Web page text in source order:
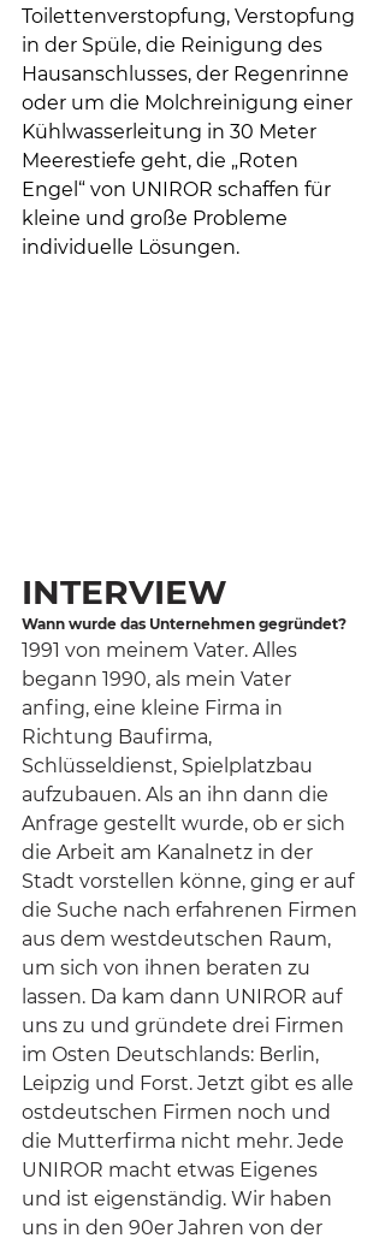
Toilettenverstopfung, Verstopfung
in der Spüle, die Reinigung des
Hausanschlusses, der Regenrinne
oder um die Molchreinigung einer
Kühlwasserleitung in 30 Meter
Meerestiefe geht, die „Roten
Engel“ von UNIROR schaffen für
kleine und große Probleme
individuelle Lösungen.
INTERVIEW
Wann wurde das Unternehmen gegründet?
1991 von meinem Vater. Alles
begann 1990, als mein Vater
anfing, eine kleine Firma in
Richtung Baufirma,
Schlüsseldienst, Spielplatzbau
aufzubauen. Als an ihn dann die
Anfrage gestellt wurde, ob er sich
die Arbeit am Kanalnetz in der
Stadt vorstellen könne, ging er auf
die Suche nach erfahrenen Firmen
aus dem westdeutschen Raum,
um sich von ihnen beraten zu
lassen. Da kam dann UNIROR auf
uns zu und gründete drei Firmen
im Osten Deutschlands: Berlin,
Leipzig und Forst. Jetzt gibt es alle
ostdeutschen Firmen noch und
die Mutterfirma nicht mehr. Jede
UNIROR macht etwas Eigenes
und ist eigenständig. Wir haben
uns in den 90er Jahren von der